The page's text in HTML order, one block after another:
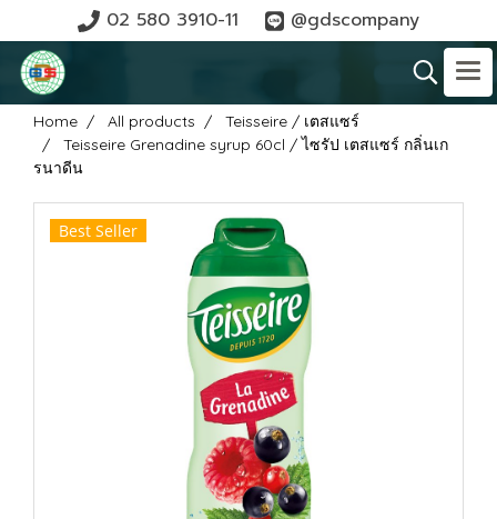
02 580 3910-11 @gdscompany
Home All products
Teisseire / เตสแซร์
Teisseire Grenadine syrup 60cl / ไซรัป เตสแซร์ กลิ่นเก
รนาดีน
Best Seller